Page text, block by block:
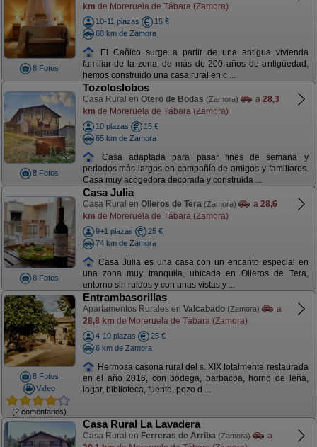
8 Fotos
km de Moreruela de Tábara (Zamora)
10-11 plazas
15 €
68 km de Zamora
El Cañico surge a partir de una antigua vivienda
familiar de la zona, de más de 200 años de antigüedad,
hemos construido una casa rural en c ...
8 Fotos
Tozoloslobos
Casa Rural en Otero de Bodas (Zamora) a 28,3
km de Moreruela de Tábara (Zamora)
10 plazas
15 €
65 km de Zamora
Casa adaptada para pasar fines de semana y
periodos más largos en compañía de amigos y familiares.
Casa muy acogedora decorada y construida ...
8 Fotos
Casa Julia
Casa Rural en Olleros de Tera (Zamora) a 28,6
km de Moreruela de Tábara (Zamora)
9+1 plazas
25 €
74 km de Zamora
Casa Julia es una casa con un encanto especial en
una zona muy tranquila, ubicada en Olleros de Tera,
entorno sin ruidos y con unas vistas y ...
8 Fotos
Video
(2 comentarios)
Entrambasorillas
Apartamentos Rurales en Valcabado (Zamora)
a
28,8 km de Moreruela de Tábara (Zamora)
4-10 plazas
25 €
6 km de Zamora
Hermosa casona rural del s. XIX totalmente restaurada
en el año 2016, con bodega, barbacoa, horno de leña,
lagar, biblioteca, fuente, pozo d ...
Casa Rural La Lavadera
Casa Rural en Ferreras de Arriba (Zamora)
a